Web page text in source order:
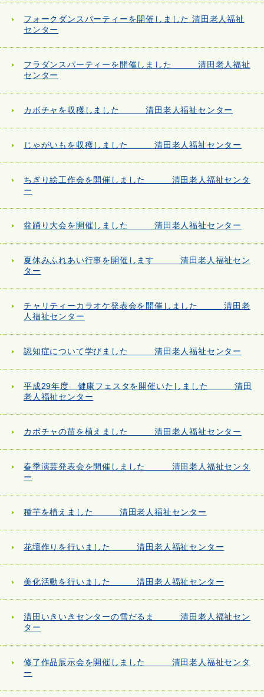
フォークダンスパーティーを開催しました 清田老人福祉
センター
フラダンスパーティーを開催しました 清田老人福祉
センター
カボチャを収穫しました 清田老人福祉センター
じゃがいもを収穫しました 清田老人福祉センター
ちぎり絵工作会を開催しました 清田老人福祉センタ
ー
盆踊り大会を開催しました 清田老人福祉センター
夏休みふれあい行事を開催します 清田老人福祉セン
ター
チャリティーカラオケ発表会を開催しました 清田老
人福祉センター
認知症について学びました 清田老人福祉センター
平成29年度 健康フェスタを開催いたしました 清田
老人福祉センター
カボチャの苗を植えました 清田老人福祉センター
春季演芸発表会を開催しました 清田老人福祉センタ
ー
種芋を植えました 清田老人福祉センター
花壇作りを行いました 清田老人福祉センター
美化活動を行いました 清田老人福祉センター
清田いきいきセンターの雪だるま 清田老人福祉セン
ター
修了作品展示会を開催しました 清田老人福祉センタ
ー